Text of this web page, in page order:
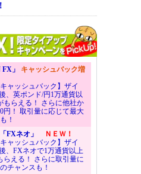
」 キャッシュバック増
キャッシュバック】ザイ
、英ポンド/円1万通貨以
もらえる！ さらに他社か
円！ 取引量に応じて最大
！
FXネオ」
ＮＥＷ！
キャッシュバック】ザイ
、FXネオで1万通貨以上
らえる！ さらに取引量に
チャンスも！